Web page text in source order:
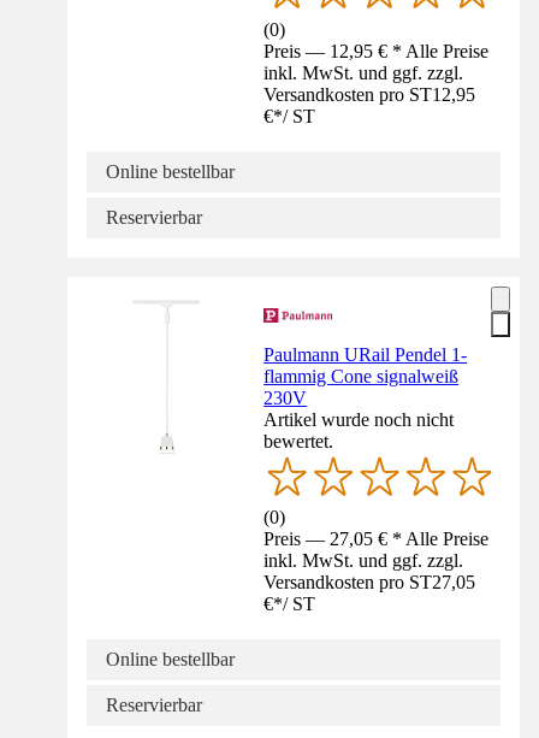
(0)
Preis — 12,95 € * Alle Preise
inkl. MwSt. und ggf. zzgl.
Versandkosten pro ST12,95
€*/ ST
Online bestellbar
Reservierbar
Paulmann URail Pendel 1-
flammig Cone signalweiß
230V
Artikel wurde noch nicht
bewertet.
(0)
Preis — 27,05 € * Alle Preise
inkl. MwSt. und ggf. zzgl.
Versandkosten pro ST27,05
€*/ ST
Online bestellbar
Reservierbar